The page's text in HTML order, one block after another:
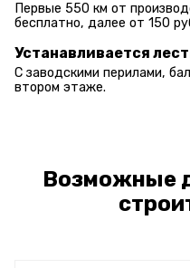
Первые 550 км от
бесплатно, далее от 150
Устанавливается
С заводскими перилами,
втором этаже.
Возможные